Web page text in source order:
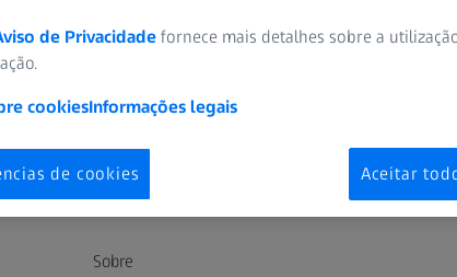
cuidados visuais
SOBRE A ZEISS
Sobre
de Privacidade fornece mais detalhes sobre a
cookiesInformações legais
de cookies Aceitar